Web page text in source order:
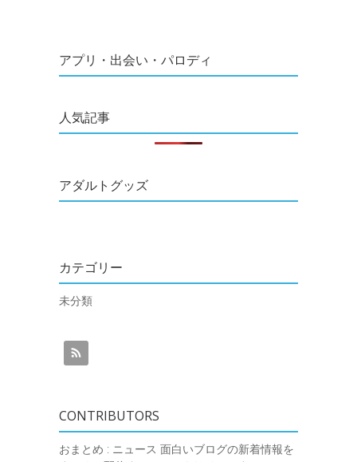
アプリ・出会い・パロディ
人気記事
アダルトグッズ
カテゴリー
未分類
CONTRIBUTORS
おまとめ : ニュース 面白いブログの新着情報を